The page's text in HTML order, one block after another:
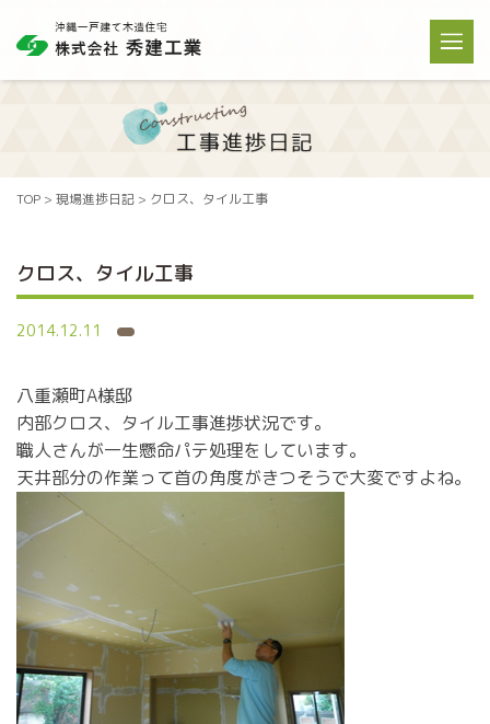
TOP > 現場進捗日記 > クロス、タイル工事
クロス、タイル工事
2014.12.11
八重瀬町A様邸
内部クロス、タイル工事進捗状況です。
職人さんが一生懸命パテ処理をしています。
天井部分の作業って首の角度がきつそうで大変ですよね。